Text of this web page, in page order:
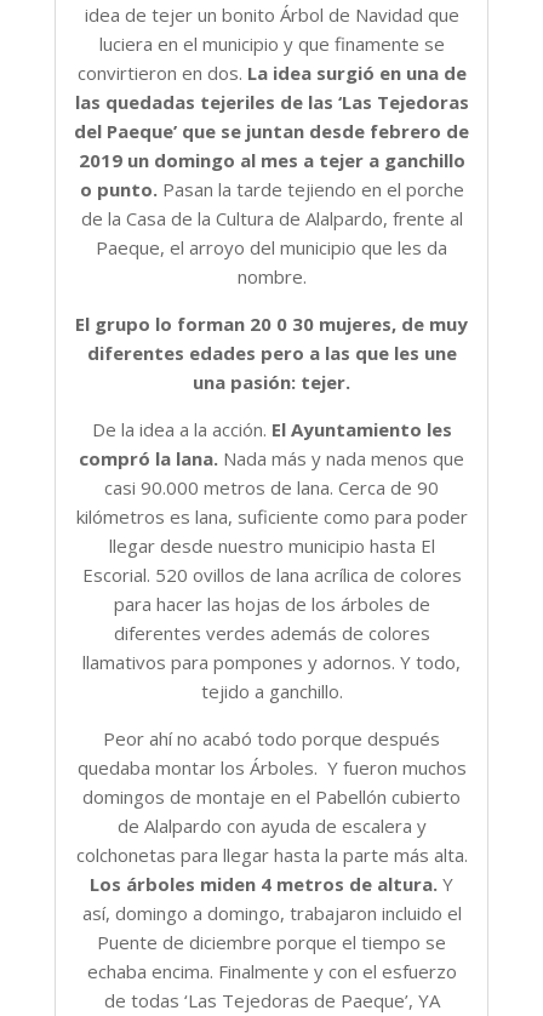
idea de tejer un bonito Árbol de Navidad que
luciera en el municipio y que finamente se
convirtieron en dos. La idea surgió en una de
las quedadas tejeriles de las ‘Las Tejedoras
del Paeque’ que se juntan desde febrero de
2019 un domingo al mes a tejer a ganchillo
o punto. Pasan la tarde tejiendo en el porche
de la Casa de la Cultura de Alalpardo, frente al
Paeque, el arroyo del municipio que les da
nombre.
El grupo lo forman 20 0 30 mujeres, de muy
diferentes edades pero a las que les une
una pasión: tejer.
De la idea a la acción. El Ayuntamiento les
compró la lana. Nada más y nada menos que
casi 90.000 metros de lana. Cerca de 90
kilómetros es lana, suficiente como para poder
llegar desde nuestro municipio hasta El
Escorial. 520 ovillos de lana acrílica de colores
para hacer las hojas de los árboles de
diferentes verdes además de colores
llamativos para pompones y adornos. Y todo,
tejido a ganchillo.
Peor ahí no acabó todo porque después
quedaba montar los Árboles. Y fueron muchos
domingos de montaje en el Pabellón cubierto
de Alalpardo con ayuda de escalera y
colchonetas para llegar hasta la parte más alta.
Los árboles miden 4 metros de altura. Y
así, domingo a domingo, trabajaron incluido el
Puente de diciembre porque el tiempo se
echaba encima. Finalmente y con el esfuerzo
de todas ‘Las Tejedoras de Paeque’, YA